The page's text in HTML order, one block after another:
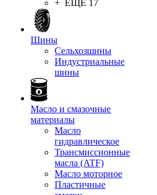
+ ЕЩЕ 17
Шины
Сельхозшины
Индустриальные
шины
Масло и смазочные
материалы
Масло
гидравлическое
Трансмиссионные
масла (ATF)
Масло моторное
Пластичные